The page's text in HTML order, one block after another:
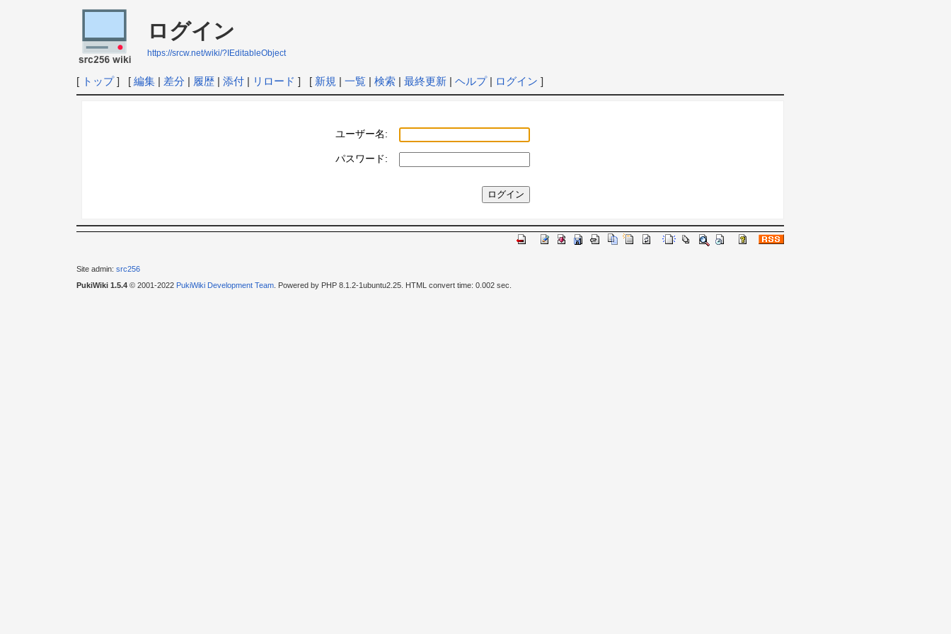
ログイン
https://srcw.net/wiki/?IEditableObject
[ トップ] [ 編集| 差分 | 履歴| 添付| リロード ] [ 新規 | 一覧| 検索| 最終更新| ヘルプ| ログイン ]
ユーザー名:
パスワード:
Site admin: src256
PukiWiki 1.5.4© 2001-2022 PukiWiki Development Team. Powered by PHP 8.1.2-1ubuntu2.25. HTML convert time: 0.002 sec.